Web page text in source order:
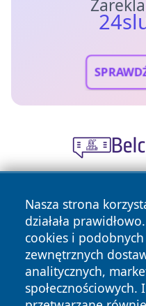
Nasza strona
działała
cookies i
zewnętrznych
analitycznych,
Copyright © 2026